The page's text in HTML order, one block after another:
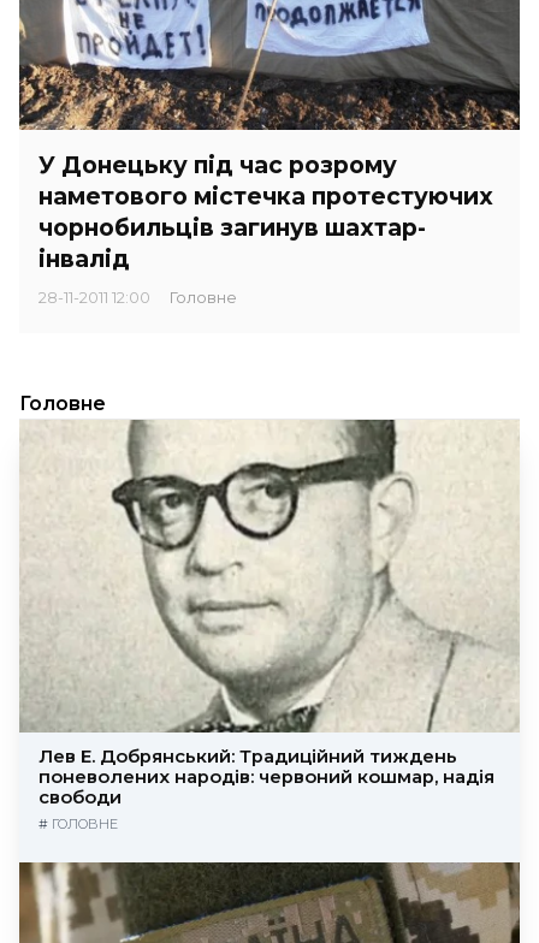
У Донецьку під час розрому
наметового містечка протестуючих
чорнобильців загинув шахтар-
інвалід
28-11-2011 12:00 Головне
Головне
Лев Е. Добрянський: Традиційний тиждень
поневолених народів: червоний кошмар, надія
свободи
# ГОЛОВНЕ